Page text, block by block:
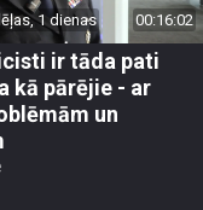
1 dienas 00:16:02
ir tāda pati
kā pārējie - ar
un